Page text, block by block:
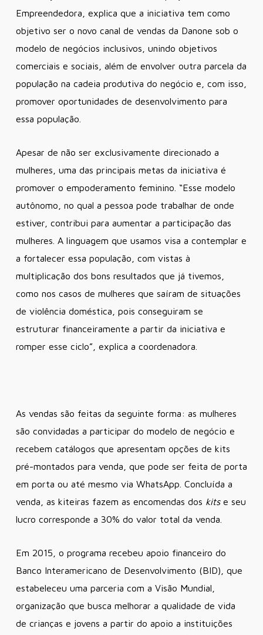
Empreendedora, explica que a iniciativa tem como
objetivo ser o novo canal de vendas da Danone sob o
modelo de negócios inclusivos, unindo objetivos
comerciais e sociais, além de envolver outra parcela da
população na cadeia produtiva do negócio e, com isso,
promover oportunidades de desenvolvimento para
essa população.
Apesar de não ser exclusivamente direcionado a
mulheres, uma das principais metas da iniciativa é
promover o empoderamento feminino. “Esse modelo
autônomo, no qual a pessoa pode trabalhar de onde
estiver, contribui para aumentar a participação das
mulheres. A linguagem que usamos visa a contemplar e
a fortalecer essa população, com vistas à
multiplicação dos bons resultados que já tivemos,
como nos casos de mulheres que saíram de situações
de violência doméstica, pois conseguiram se
estruturar financeiramente a partir da iniciativa e
romper esse ciclo”, explica a coordenadora.
As vendas são feitas da seguinte forma: as mulheres
são convidadas a participar do modelo de negócio e
recebem catálogos que apresentam opções de kits
pré-montados para venda, que pode ser feita de porta
em porta ou até mesmo via WhatsApp. Concluída a
venda, as kiteiras fazem as encomendas dos kitse seu
lucro corresponde a 30% do valor total da venda.
Em 2015, o programa recebeu apoio financeiro do
Banco Interamericano de Desenvolvimento (BID), que
estabeleceu uma parceria com a Visão Mundial,
organização que busca melhorar a qualidade de vida
de crianças e jovens a partir do apoio a instituições